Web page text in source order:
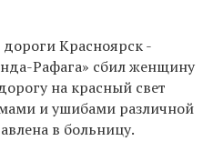
Красноярск -
Рафага» сбил женщину
на красный свет
и ушибами различной
в больницу.